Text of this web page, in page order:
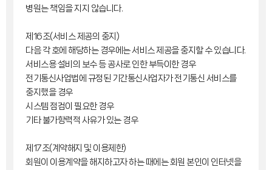
병원는 책임을 지지 않습니다.
제16조(서비스 제공의 중지)
다음 각 호에 해당하는 경우에는 서비스 제공을 중지할 수 있습니다.
서비스용 설비의 보수 등 공사로 인한 부득이한 경우
전기통신사업법에 규정된 기간통신사업자가 전기통신 서비스를
중지했을 경우
시스템 점검이 필요한 경우
기타 불가항력적 사유가 있는 경우
제17조(계약해지 및 이용제한)
회원이 이용계약을 해지하고자 하는 때에는 회원 본인이 인터넷을